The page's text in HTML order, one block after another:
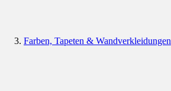
Farben, Tapeten & Wandverkleidungen